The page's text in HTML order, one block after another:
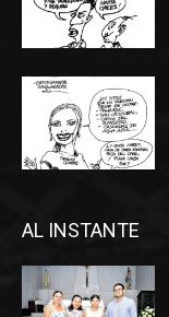
AL INSTANTE